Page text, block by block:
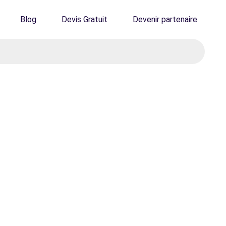
Blog Devis Gratuit Devenir partenaire